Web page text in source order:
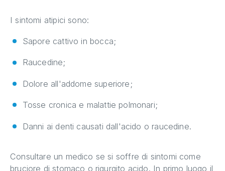
I sintomi atipici sono:
Sapore cattivo in bocca;
Raucedine;
Dolore all'addome superiore;
Tosse cronica e malattie polmonari;
Danni ai denti causati dall'acido o raucedine.
Consultare un medico se si soffre di sintomi come
bruciore di stomaco o rigurgito acido. In primo luogo il